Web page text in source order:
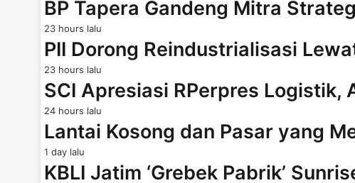
BP Tapera Gandeng Mitra
23 hours lalu
PII Dorong Reindustrialisasi
23 hours lalu
SCI Apresiasi RPerpres Logistik,
24 hours lalu
Lantai Kosong dan Pasar yang
1 day lalu
KBLI Jatim ‘Grebek Pabrik’